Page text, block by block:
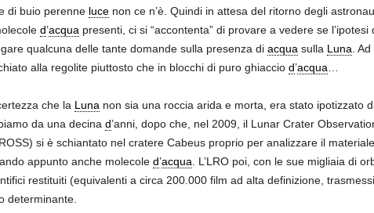
di buio perenne lucenon ce n’è. Quindi in attesa del ritorno degli
d’acqua presenti, ci si “accontenta” di provare a vedere se
qualcuna delle tante domande sulla presenza di acqua sulla Luna .
alla regolite piuttosto che in blocchi di puro ghiaccio d’acqua
che la Luna non sia una roccia arida e morta, era stato ipotizzato
da una decina d’anni, dopo che, nel 2009, il Lunar Crater
si è schiantato nel cratere Cabeus proprio per analizzare il
appunto anche molecole d’acqua . L’LRO poi, con le sue migliaia di
restituiti (equivalenti a circa 200.000 film ad alta definizione,
determinante.